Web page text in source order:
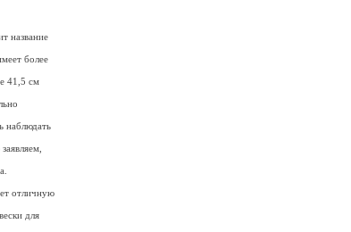
название
более
41,5 см
наблюдать
отличную
для